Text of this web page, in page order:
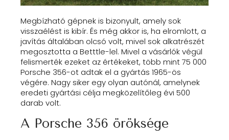
Megbízható gépnek is bizonyult, amely sok
visszaélést is kibír. És még akkor is, ha elromlott, a
javítás általában olcsó volt, mivel sok alkatrészét
megosztotta a Betttle-lel. Mivel a vásárlók végül
felismerték ezeket az értékeket, több mint 75 000
Porsche 356-ot adtak el a gyártás 1965-ös
végére. Nagy siker egy olyan autónál, amelynek
eredeti gyártási célja megközelítőleg évi 500
darab volt.
A Porsche 356 öröksége